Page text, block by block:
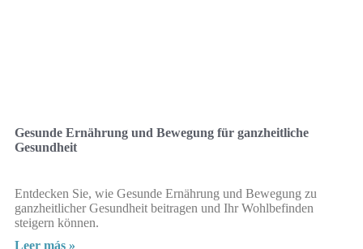
Gesunde Ernährung und Bewegung für ganzheitliche
Gesundheit
Entdecken Sie, wie Gesunde Ernährung und Bewegung zu
ganzheitlicher Gesundheit beitragen und Ihr Wohlbefinden
steigern können.
Leer más »